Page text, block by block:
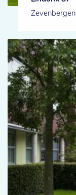
Zevenbergen